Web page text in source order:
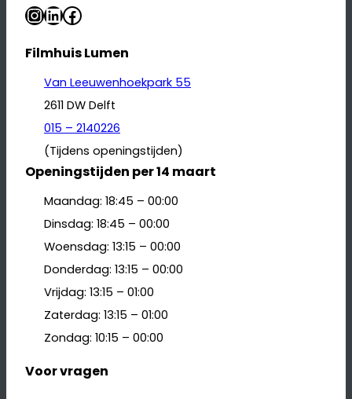
InstagramLinkedIn Facebook
Filmhuis Lumen
Van Leeuwenhoekpark 55
2611 DW Delft
015 – 2140226
(Tijdens openingstijden)
Openingstijden per 14 maart
Maandag: 18:45 – 00:00
Dinsdag: 18:45 – 00:00
Woensdag: 13:15 – 00:00
Donderdag: 13:15 – 00:00
Vrijdag: 13:15 – 01:00
Zaterdag: 13:15 – 01:00
Zondag: 10:15 – 00:00
Voor vragen